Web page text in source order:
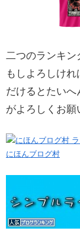
二つのランキン
もしよろしけ
だけるとたい
がよろしくお願
にほんブログ村